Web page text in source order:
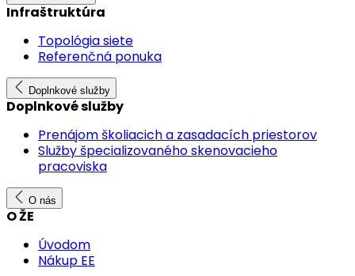
Infraštruktúra
Topológia siete
Referenčná ponuka
Doplnkové služby
Doplnkové služby
Prenájom školiacich a zasadacích priestorov
Služby špecializovaného skenovacieho
pracoviska
O nás
O ŽE
Úvodom
Nákup EE